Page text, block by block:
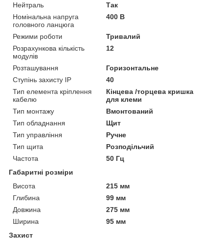
Нейтраль
Так
Номінальна напруга
головного ланцюга
400 В
Режими роботи
Тривалий
Розрахункова кількість
модулів
12
Розташування
Горизонтальне
Ступінь захисту IP
40
Тип елемента кріплення
кабелю
Кінцева /торцева кришка
для клеми
Тип монтажу
Вмонтований
Тип обладнання
Щит
Тип управління
Ручне
Тип щита
Розподільчий
Частота
50 Гц
Габаритні розміри
Висота
215 мм
Глибина
99 мм
Довжина
275 мм
Ширина
95 мм
Захист